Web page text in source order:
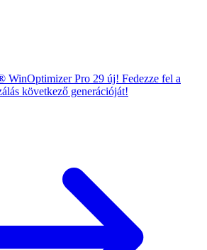
WinOptimizer Pro 29 új! Fedezze fel a
következő generációját!